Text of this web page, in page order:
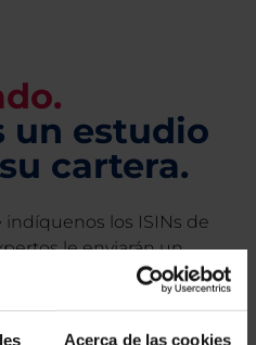
Acerca de las cookies
un estudio
cartera.
indíquenos los ISINs de
le enviarán un
de Clases
ahorrar en sus costes.